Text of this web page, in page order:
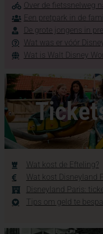
Over de fietssnelweg
Een pretpark in de
De grote jongens in
Wat was er vóór
Wat is Walt Disney
Wat kost de Efteling?
Wat kost Disneyland
Disneyland Paris:
Tips om geld te